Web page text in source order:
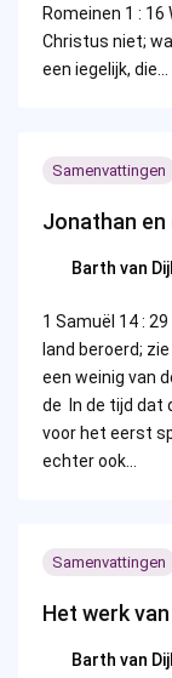
Romeinen 1 :
Christus niet;
een iegelijk, die…
Samenvattingen
Jonathan en
Posted
Barth van
1 Samuël 14 :
land beroerd;
een weinig van
de In de tijd dat
voor het eerst
echter ook…
Samenvattingen
Het werk
Posted
Barth van